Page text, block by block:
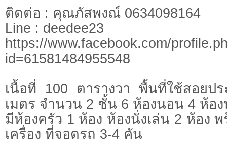
ติดต่อ : คุณภัสพงณ์ 0634098164
Line : deedee23
https://www.facebook.com/
id=61581484955548
เนื้อที่ 100 ตารางวา พื้นที่ใช้สอยป
เมตร จำนวน 2 ชั้น 6 ห้องนอน 4 ห้อ
มีห้องครัว 1 ห้อง ห้องนั่งเล่น 2 ห้อง
เครื่อง ที่จอดรถ 3-4 คัน